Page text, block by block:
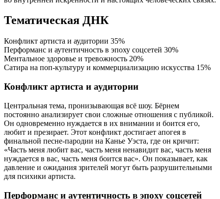
Тематическая ДНК
Конфликт артиста и аудитории 35%
Перформанс и аутентичность в эпоху соцсетей 30%
Ментальное здоровье и тревожность 20%
Сатира на поп-культуру и коммерциализацию искусства 15%
Конфликт артиста и аудитории
Центральная тема, пронизывающая всё шоу. Бёрнем
постоянно анализирует свои сложные отношения с публикой.
Он одновременно нуждается в их внимании и боится его,
любит и презирает. Этот конфликт достигает апогея в
финальной песне-пародии на Канье Уэста, где он кричит:
«Часть меня любит вас, часть меня ненавидит вас, часть меня
нуждается в вас, часть меня боится вас». Он показывает, как
давление и ожидания зрителей могут быть разрушительными
для психики артиста.
Перформанс и аутентичность в эпоху соцсетей